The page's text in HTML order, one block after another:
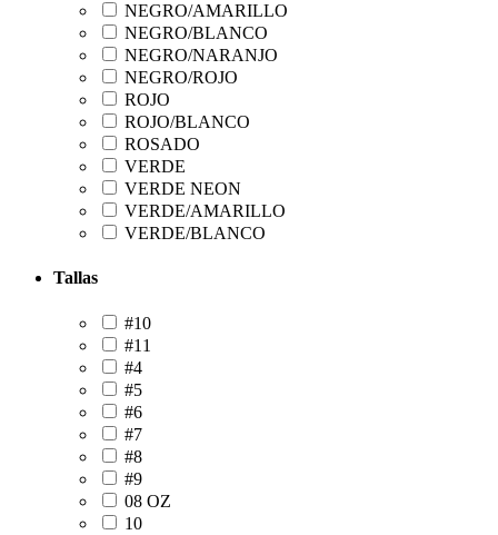
NEGRO/AMARILLO
NEGRO/BLANCO
NEGRO/NARANJO
NEGRO/ROJO
ROJO
ROJO/BLANCO
ROSADO
VERDE
VERDE NEON
VERDE/AMARILLO
VERDE/BLANCO
Tallas
#10
#11
#4
#5
#6
#7
#8
#9
08 OZ
10